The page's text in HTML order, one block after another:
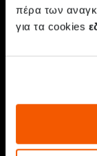
πέρα των
για τα cookies
«αγνώστου
οδηγήσει
αργή